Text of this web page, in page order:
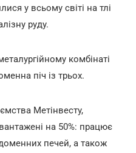
у всьому світі на тлі
руду.
комбінаті
піч із трьох.
Метінвесту,
на 50%: працює
печей, а також